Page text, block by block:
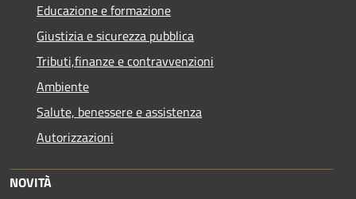
Educazione e formazione
Giustizia e sicurezza pubblica
Tributi,finanze e contravvenzioni
Ambiente
Salute, benessere e assistenza
Autorizzazioni
NOVITÀ